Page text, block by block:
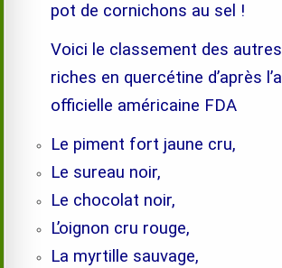
pot de cornichons au sel !
Voici le classement des
riches en quercétine d’après
officielle américaine FDA
Le piment fort jaune cru,
Le sureau noir,
Le chocolat noir,
L’oignon cru rouge,
La myrtille sauvage,